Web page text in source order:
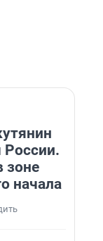
России.
зоне
начала